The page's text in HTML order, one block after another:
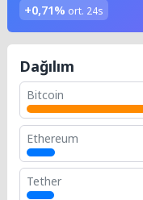
+0,71% ort. 24s
Dağılım
Bitcoin
Ethereum
Tether